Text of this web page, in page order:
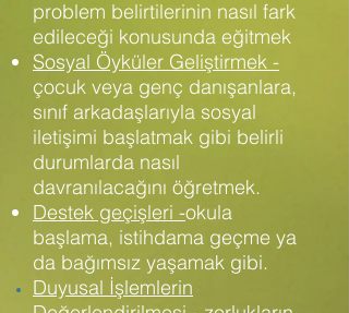
problem belirtilerinin nasıl fark
edileceği konusunda eğitmek
Sosyal Öyküler Geliştirmek -
çocuk veya genç danışanlara,
sınıf arkadaşlarıyla sosyal
iletişimi başlatmak gibi belirli
durumlarda nasıl
davranılacağını öğretmek.
Destek geçişleri -okula
başlama, istihdama geçme ya
da bağımsız yaşamak gibi.
Duyusal İşlemlerin